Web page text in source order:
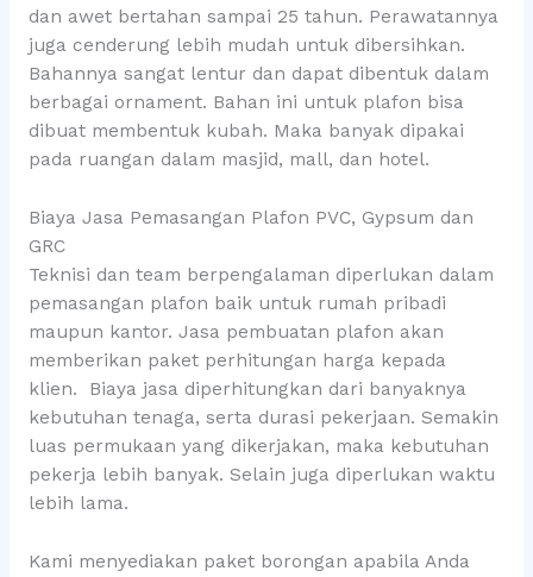
dan awet bertahan sampai 25 tahun. Perawatannya
juga cenderung lebih mudah untuk dibersihkan.
Bahannya sangat lentur dan dapat dibentuk dalam
berbagai ornament. Bahan ini untuk plafon bisa
dibuat membentuk kubah. Maka banyak dipakai
pada ruangan dalam masjid, mall, dan hotel.
Biaya Jasa Pemasangan Plafon PVC, Gypsum dan
GRC
Teknisi dan team berpengalaman diperlukan dalam
pemasangan plafon baik untuk rumah pribadi
maupun kantor. Jasa pembuatan plafon akan
memberikan paket perhitungan harga kepada
klien. Biaya jasa diperhitungkan dari banyaknya
kebutuhan tenaga, serta durasi pekerjaan. Semakin
luas permukaan yang dikerjakan, maka kebutuhan
pekerja lebih banyak. Selain juga diperlukan waktu
lebih lama.
Kami menyediakan paket borongan apabila Anda